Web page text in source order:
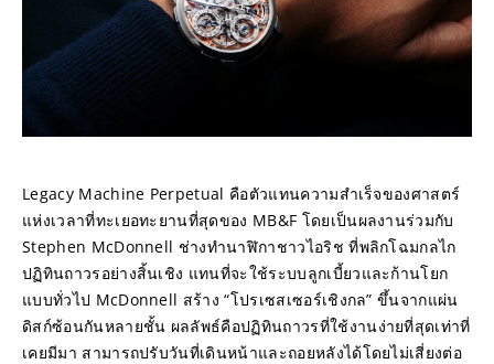
Legacy Machine Perpetual คือตัวแทนความสำเร็จของศาสตร์
แห่งเวลาที่ทะเยอทะยานที่สุดของ MB&F โดยเป็นผลงานร่วมกับ
Stephen McDonnell ช่างทำนาฬิกาชาวไอริช ที่พลิกโฉมกลไก
ปฏิทินถาวรอย่างสิ้นเชิง แทนที่จะใช้ระบบลูกเบี้ยวและก้านโยก
แบบทั่วไป McDonnell สร้าง “โปรเซสเซอร์เชิงกล” ขึ้นจากแผ่น
ดิสก์ซ้อนกันหลายชั้น ผลลัพธ์คือปฏิทินถาวรที่ใช้งานง่ายที่สุดเท่าที่
เคยมีมา สามารถปรับวันที่เดินหน้าและถอยหลังได้โดยไม่เสี่ยงต่อ